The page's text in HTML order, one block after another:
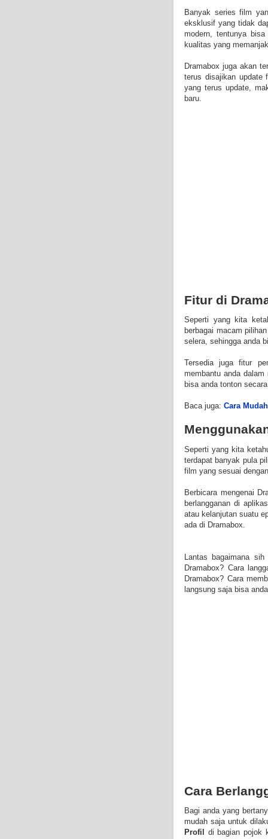
Banyak series film
eksklusif yang tidak
modern, tentunya
kualitas yang
Dramabox juga akan
terus disajikan update
yang terus update,
baru.
Fitur di
Seperti yang kita
berbagai macam
selera, sehingga anda
Tersedia juga fitur
membantu anda
bisa anda tonton
Baca juga: Cara
Seperti yang kita
terdapat banyak pula
film yang sesuai
Berbicara mengenai
berlangganan di
atau kelanjutan suatu
ada di Dramabox.
Lantas bagaimana
Dramabox? Cara
Dramabox? Cara
langsung saja bisa
Cara
Bagi anda yang
mudah saja untuk
Profil di bagian pojok